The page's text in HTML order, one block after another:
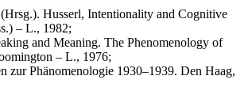
Husserl, Intentionality and Cognitive
– L., 1982;
and Meaning. The Phenomenology of
– L., 1976;
zur Phänomenologie 1930–1939. Den Haag,